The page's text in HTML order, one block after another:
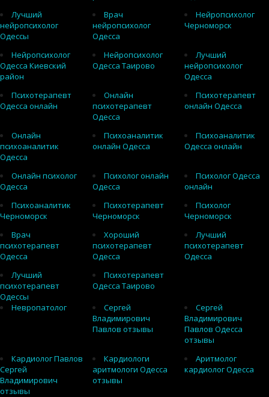
Лучший
нейропсихолог
Одессы
Врач
нейропсихолог
Одесса
Нейропсихолог
Черноморск
Нейропсихолог
Одесса Киевский
район
Нейропсихолог
Одесса Таирово
Лучший
нейропсихолог
Одесса
Психотерапевт
Одесса онлайн
Онлайн
психотерапевт
Одесса
Психотерапевт
онлайн Одесса
Онлайн
психоаналитик
Одесса
Психоаналитик
онлайн Одесса
Психоаналитик
Одесса онлайн
Онлайн психолог
Одесса
Психолог онлайн
Одесса
Психолог Одесса
онлайн
Психоаналитик
Черноморск
Психотерапевт
Черноморск
Психолог
Черноморск
Врач
психотерапевт
Одесса
Хороший
психотерапевт
Одесса
Лучший
психотерапевт
Одесса
Лучший
психотерапевт
Одессы
Психотерапевт
Одесса Таирово
Невропатолог
Сергей
Владимирович
Павлов отзывы
Сергей
Владимирович
Павлов Одесса
отзывы
Кардиолог Павлов
Сергей
Владимирович
отзывы
Кардиологи
аритмологи Одесса
отзывы
Аритмолог
кардиолог Одесса